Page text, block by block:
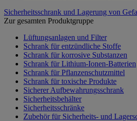
Sicherheitsschrank und Lagerung von
Zur gesamten Produktgruppe
Lüftungsanlagen und Filter
Schrank für entzündliche Stoffe
Schrank für korrosive Substanzen
Schrank für Lithium-Ionen-Batterien
Schrank für Pflanzenschutzmittel
Schrank für toxische Produkte
Sicherer Aufbewahrungsschrank
Sicherheitsbehälter
Sicherheitsschränke
Zubehör für Sicherheits- und